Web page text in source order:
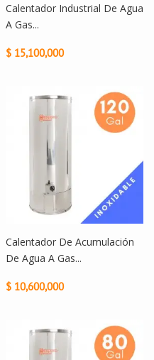
Calentador Industrial De Agua
A Gas...
$ 15,100,000
Calentador De Acumulación
De Agua A Gas...
$ 10,600,000